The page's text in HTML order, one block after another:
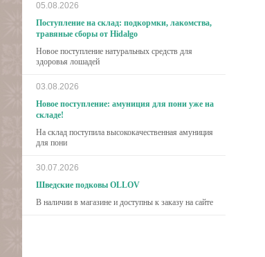
05.08.2026
Поступление на склад: подкормки, лакомства,
травяные сборы от Hidalgo
Новое поступление натуральных средств для
здоровья лошадей
03.08.2026
Новое поступление: амуниция для пони уже на
складе!
На склад поступила высококачественная амуниция
для пони
30.07.2026
Шведские подковы OLLOV
В наличии в магазине и доступны к заказу на сайте